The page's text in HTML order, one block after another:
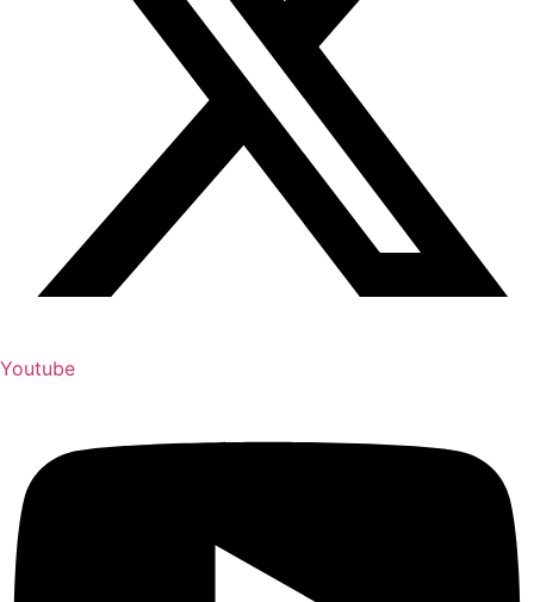
Youtube